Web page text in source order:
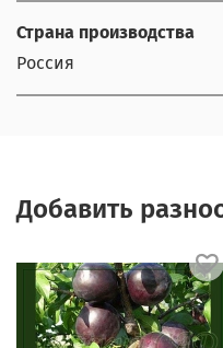
Страна производства
Россия
Добавить